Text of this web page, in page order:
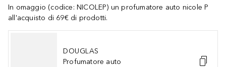
In omaggio (codice: NICOLEP) un profumatore auto nicole P
all'acquisto di 69€ di prodotti.
DOUGLAS
Profumatore auto